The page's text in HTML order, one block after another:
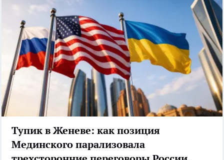
Тупик в Женеве: как позиция
Мединского парализовала